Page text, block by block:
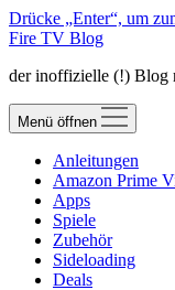
Drücke „Enter“, um
Fire TV Blog
der inoffizielle (!) Blog
Menü öffnen
Anleitungen
Amazon Prime
Apps
Spiele
Zubehör
Sideloading
Deals